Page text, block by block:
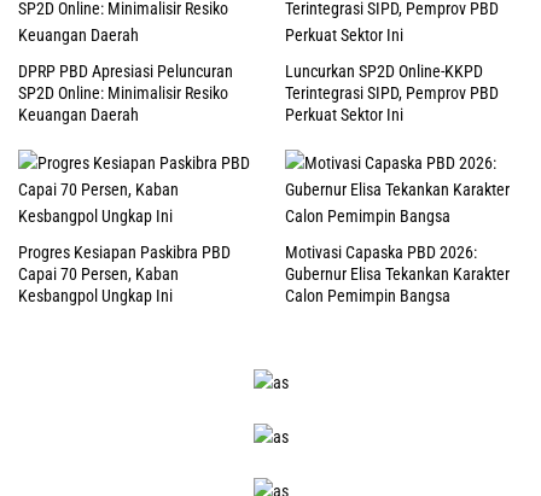
DPRP PBD Apresiasi Peluncuran
SP2D Online: Minimalisir Resiko
Keuangan Daerah
Luncurkan SP2D Online-KKPD
Terintegrasi SIPD, Pemprov PBD
Perkuat Sektor Ini
Progres Kesiapan Paskibra PBD
Capai 70 Persen, Kaban
Kesbangpol Ungkap Ini
Motivasi Capaska PBD 2026:
Gubernur Elisa Tekankan Karakter
Calon Pemimpin Bangsa